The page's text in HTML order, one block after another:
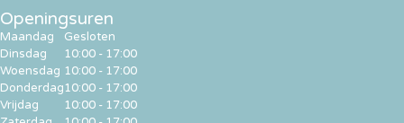
Openingsuren
Maandag
Dinsdag
Woensdag
Donderdag
Vrijdag
Gesloten
10:00 - 17:00
10:00 - 17:00
10:00 - 17:00
10:00 - 17:00